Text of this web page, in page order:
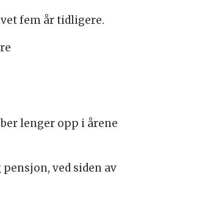
fem år tidligere.
lenger opp i årene
ved siden av